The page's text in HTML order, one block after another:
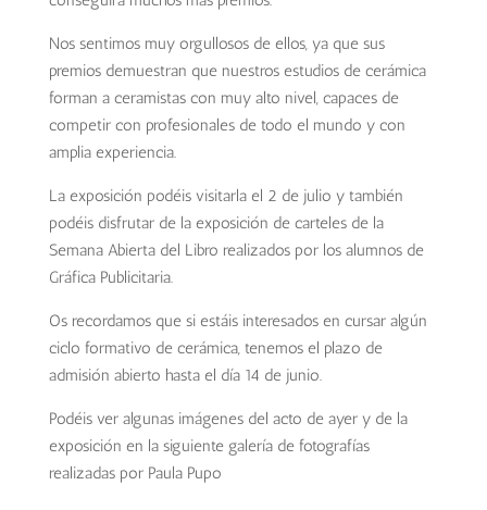
Nos sentimos muy orgullosos de ellos, ya que sus
premios demuestran que nuestros estudios de cerámica
forman a ceramistas con muy alto nivel, capaces de
competir con profesionales de todo el mundo y con
amplia experiencia.
La exposición podéis visitarla el 2 de julio y también
podéis disfrutar de la exposición de carteles de la
Semana Abierta del Libro realizados por los alumnos de
Gráfica Publicitaria.
Os recordamos que si estáis interesados en cursar algún
ciclo formativo de cerámica, tenemos el plazo de
admisión abierto hasta el día 14 de junio.
Podéis ver algunas imágenes del acto de ayer y de la
exposición en la siguiente galería de fotografías
realizadas por Paula Pupo